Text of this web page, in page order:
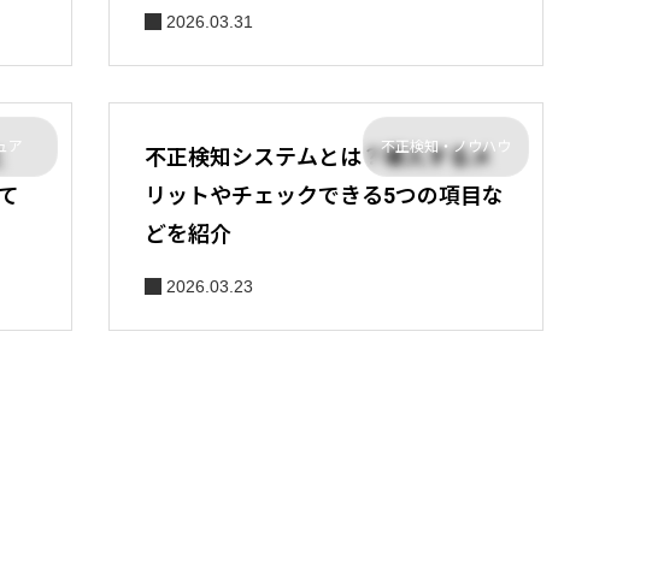
2026.03.31
ア 不正検知・ノウハウ
不正検知システムとは？導入するメ
リットやチェックできる5つの項目な
どを紹介
2026.03.23